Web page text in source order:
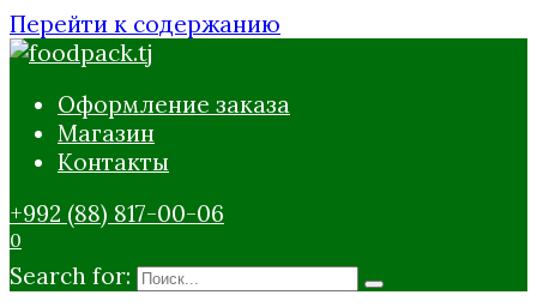
Перейти к содержанию
Оформление заказа
Магазин
Контакты
+992 (88) 817-00-06
0
Search for: